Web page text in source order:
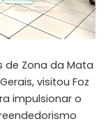
de Zona da Mata
visitou Foz
impulsionar o